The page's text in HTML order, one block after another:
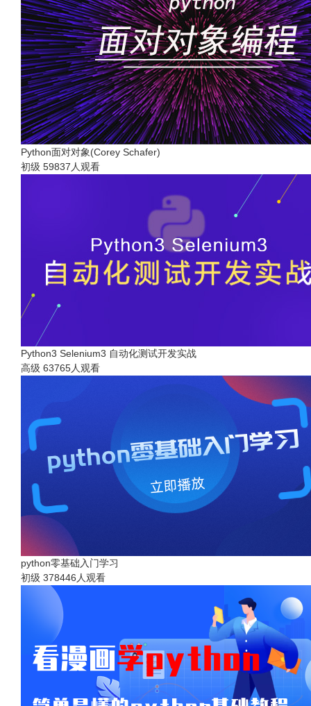
Python面对对象(Corey Schafer)
初级 59837人观看
Python3 Selenium3 自动化测试开发实战
高级 63765人观看
python零基础入门学习
初级 378446人观看